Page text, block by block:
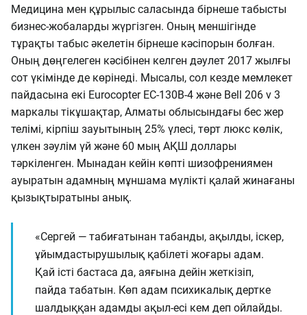
Медицина мен құрылыс саласында бірнеше табысты
бизнес-жобаларды жүргізген. Оның меншігінде
тұрақты табыс әкелетін бірнеше кәсіпорын болған.
Оның дөңгелеген кәсібінен келген дәулет 2017 жылғы
сот үкімінде де көрінеді. Мысалы, сол кезде мемлекет
пайдасына екі Eurocopter EC-130B-4 және Bell 206 v 3
маркалы тікұшақтар, Алматы облысындағы бес жер
телімі, кірпіш зауытының 25% үлесі, төрт люкс көлік,
үлкен зәулім үй және 60 мың АҚШ доллары
тәркіленген. Мынадан кейін көпті шизофрениямен
ауыратын адамның мұншама мүлікті қалай жинағаны
қызықтыратыны анық.
«Сергей — табиғатынан табанды, ақылды, іскер,
ұйымдастырушылық қабілеті жоғары адам.
Қай істі бастаса да, аяғына дейін жеткізіп,
пайда табатын. Көп адам психикалық дертке
шалдыққан адамды ақыл-есі кем деп ойлайды.